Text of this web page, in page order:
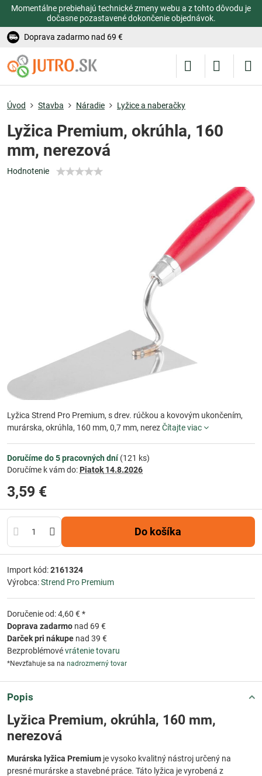
Momentálne prebiehajú technické zmeny webu a z tohto dôvodu je
dočasne pozastavené dokončenie objednávok.
Doprava zadarmo nad 69 €
Úvod Stavba Náradie Lyžice a naberačky
Lyžica Premium, okrúhla, 160
mm, nerezová
Hodnotenie
Lyžica Strend Pro Premium, s drev. rúčkou a kovovým ukončením,
murárska, okrúhla, 160 mm, 0,7 mm, nerezČítajte viac
Doručíme do 5 pracovných dní(121 ks)
Doručíme k vám do: Piatok 14.8.2026
3,59 €
Do košíka
Import kód:2161324
Výrobca:Strend Pro Premium
Doručenie od: 4,60 € *
Doprava zadarmo nad 69 €
Darček pri nákupe nad 39 €
Bezproblémovévrátenie tovaru
*Nevzťahuje sa na nadrozmerný tovar
Popis
Lyžica Premium, okrúhla, 160 mm,
nerezová
Murárska lyžica Premium je vysoko kvalitný nástroj určený na
presné murárske a stavebné práce. Táto lyžica je vyrobená z